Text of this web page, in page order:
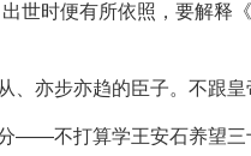
世时便有所依照，要解释
亦步亦趋的臣子。不跟
——不打算学王安石养望